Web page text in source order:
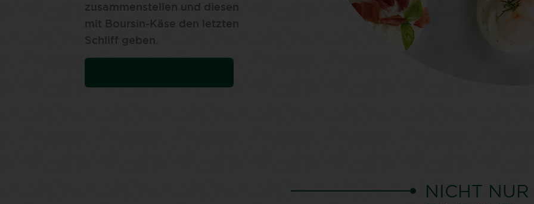
zusammenstellen und diesen
mit Boursin-Käse den letzten
Schliff geben.
NICHT